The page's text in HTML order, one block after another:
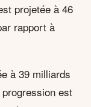
projetée à 46
rapport à
à 39 milliards
est